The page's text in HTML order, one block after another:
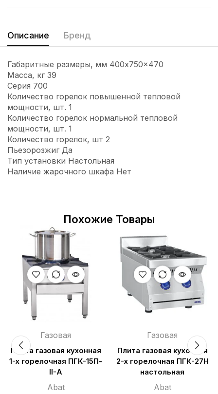
Описание Бренд
Габаритные размеры, мм 400x750x470
Масса, кг 39
Серия 700
Количество горелок повышенной тепловой
мощности, шт. 1
Количество горелок нормальной тепловой
мощности, шт. 1
Количество горелок, шт 2
Пьезорозжиг Да
Тип установки Настольная
Наличие жарочного шкафа Нет
Похожие Товары
Газовая
Плита газовая кухонная
1-х горелочная ПГК-15П-
II-A
Abat
Газовая
Плита газовая кухонная
2-х горелочная ПГК-27Н
настольная
Abat